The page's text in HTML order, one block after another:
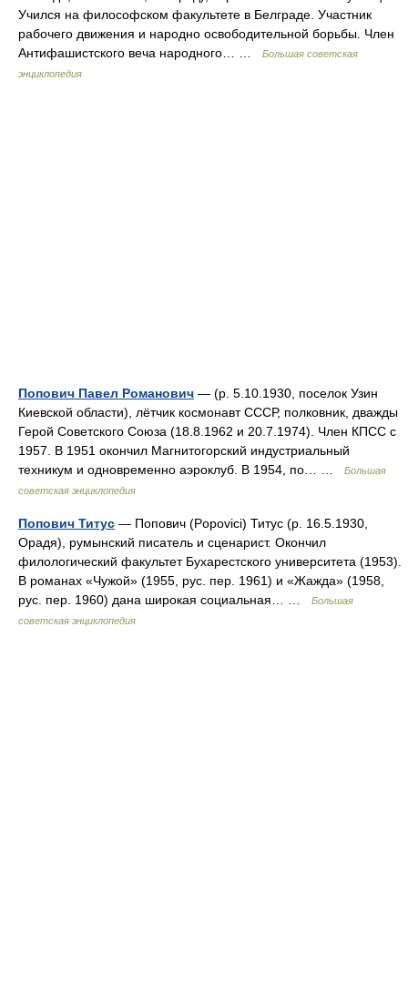
Учился на философском факультете в Белграде. Участник
рабочего движения и народно освободительной борьбы. Член
Антифашистского веча народного… …
Большая советская
энциклопедия
Попович Павел Романович — (р. 5.10.1930, поселок Узин
Киевской области), лётчик космонавт СССР, полковник, дважды
Герой Советского Союза (18.8.1962 и 20.7.1974). Член КПСС с
1957. В 1951 окончил Магнитогорский индустриальный
техникум и одновременно аэроклуб. В 1954, по… …
Большая
советская энциклопедия
Попович Титус — Попович (Popovici) Титус (р. 16.5.1930,
Орадя), румынский писатель и сценарист. Окончил
филологический факультет Бухарестского университета (1953).
В романах «Чужой» (1955, рус. пер. 1961) и «Жажда» (1958,
рус. пер. 1960) дана широкая социальная… …
Большая
советская энциклопедия